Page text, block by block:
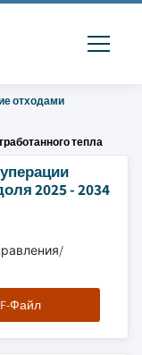
отходами
тепла
2025 - 2034
Файл